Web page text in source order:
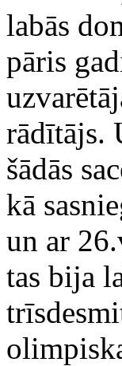
labās
pāris
rādītājs.
šādās
kā
un ar
tas bija